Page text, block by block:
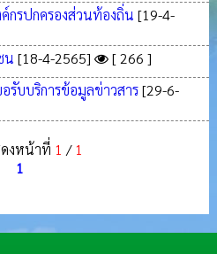
กรปกครองส่วนท้องถิ่น [19-4-
น [18-4-2565]
[ 266 ]
บบริการข้อมูลข่าวสาร[29-6-
งหน้าที่ 1 / 1
1